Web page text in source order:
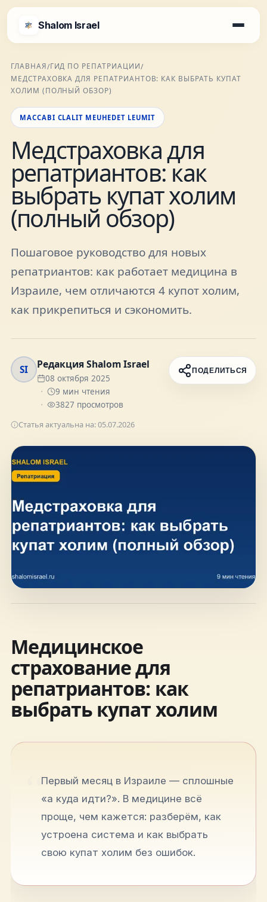
Shalom Israel
Блог
Афиша
Новости
Специалисты
Контакты
Присоединяйтесь к нам
Получайте актуальные новости и советы о
Telegram
hello@shalomisrael.ru
ГЛАВНАЯ/ГИД ПО РЕПАТРИАЦИИ/
МЕДСТРАХОВКА ДЛЯ РЕПАТРИАНТОВ: КАК ВЫБРАТЬ КУПАТ
ХОЛИМ (ПОЛНЫЙ ОБЗОР)
MACCABI CLALIT MEUHEDET LEUMIT
Медстраховка для
репатриантов: как
выбрать купат холим
(полный обзор)
Пошаговое руководство для новых
репатриантов: как работает медицина в
Израиле, чем отличаются 4 купот холим,
как прикрепиться и сэкономить.
SI Редакция Shalom Israel
08 октября 2025
9 мин чтения
3827 просмотров
ПОДЕЛИТЬСЯ
Статья актуальна на:05.07.2026
Медицинское
страхование для
репатриантов: как
выбрать купат холим
Первый месяц в Израиле — сплошные
«а куда идти?». В медицине всё
проще, чем кажется: разберём, как
устроена система и как выбрать
свою купат холим без ошибок.